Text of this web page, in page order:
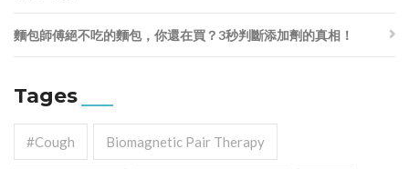
麵包師傅絕不吃的麵包，你還在買？3秒判斷添加劑的真相！
Tages
#cough Biomagnetic Pair Therapy